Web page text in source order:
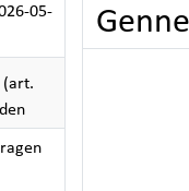
05-
(art.